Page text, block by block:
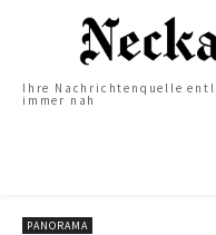
Ihre Nachrichtenquelle
immer nah
PANORAMA